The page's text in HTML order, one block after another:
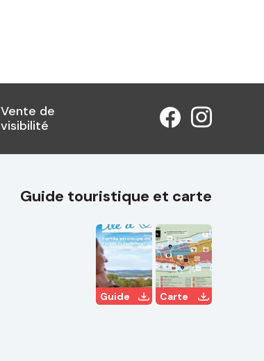
Vente de
visibilité
Guide touristique et carte
Guide Carte